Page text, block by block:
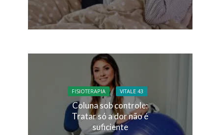
FISIOTERAPIA VITALE 43
Coluna sob controle:
Tratar só a dor não é
suficiente